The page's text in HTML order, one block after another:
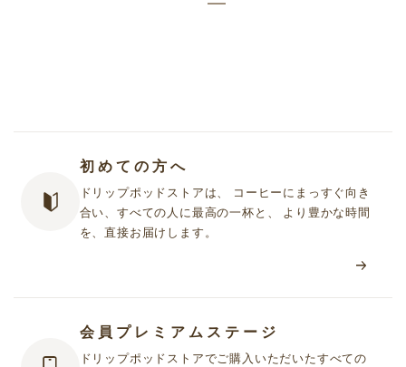
初めての方へ
ドリップポッドストアは、 コーヒーにまっすぐ向き
合い、すべての人に最高の一杯と、 より豊かな時間
を、直接お届けします。
会員プレミアムステージ
ドリップポッドストアでご購入いただいたすべての